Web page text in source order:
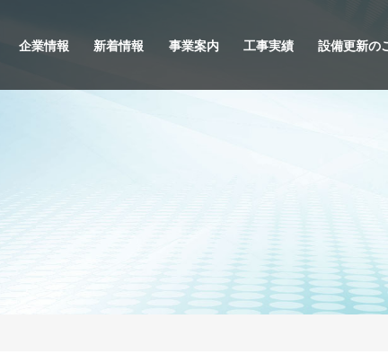
企業情報 新着情報 事業案内 工事実績 設備更新の